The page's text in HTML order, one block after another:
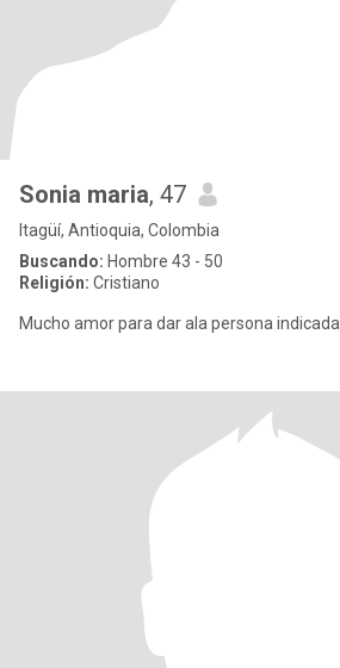
Sonia maria, 47
Itagüí, Antioquia, Colombia
Buscando: Hombre 43 - 50
Religión: Cristiano
Mucho amor para dar ala persona indicada